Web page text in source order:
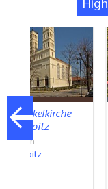
Schinkelkirche
Straupitz
Kirchen
Straupitz